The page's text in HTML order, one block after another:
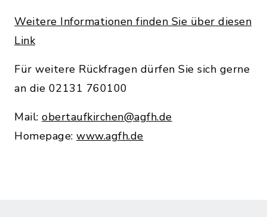
Weitere Informationen finden Sie über diesen
Link
Für weitere Rückfragen dürfen Sie sich gerne
an die 02131 760100
Mail: obertaufkirchen@agfh.de
Homepage: www.agfh.de